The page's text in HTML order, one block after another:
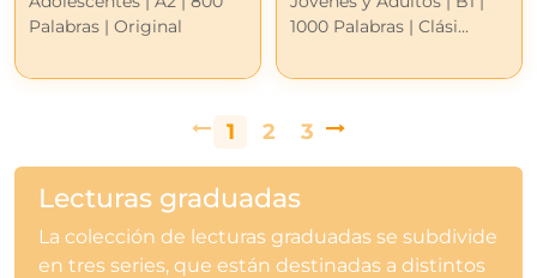
Lecturas graduadas
La colección de lecturas graduadas se subdivide
en tres series, que están destinadas a distintos
Palabras | Original
1000 Palabras | Clási...
1 2 3